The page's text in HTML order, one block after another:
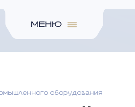
МЕНЮ
оборудования